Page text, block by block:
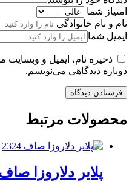
امتیاز شما
نام و نام خانوادگی
ایمیل شما
ذخیره نام، ایمیل و
دوباره دیدگاهی می‌نویسم.
محصولات مرتبط
پلایر دلاروزا صاف